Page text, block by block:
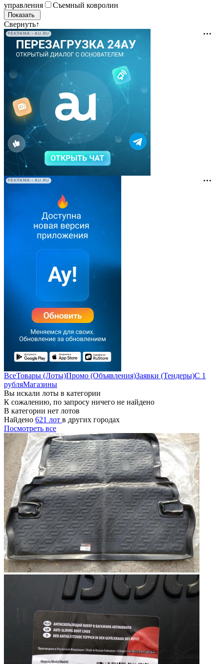
управления
Съемный ковролин
Свернуть↑
РЕКЛАМА • AU.RU
РЕКЛАМА • AU.RU
ВсеТовары (Лоты)Промо (Объявления)Заявки (Тендеры)С 1
рубляМагазины
Вы искали лоты в категории
К сожалению, по запросу ничего не найдено
В категории нет лотов
Найдено 621 лот в других городах
Посмотреть все